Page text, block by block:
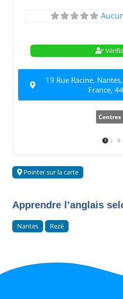
19 Rue Racine,
France,
Centres
:
Pointer sur la carte
Apprendre l’anglais
Nantes Rezé